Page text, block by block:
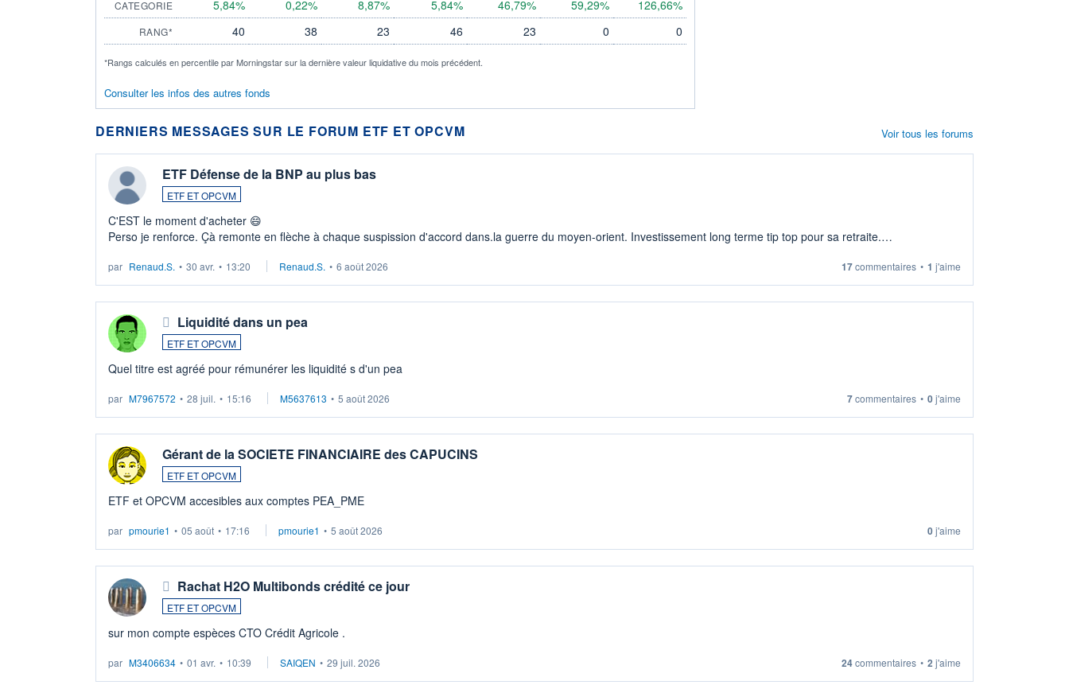
CATEGORIE 5,84% 0,22% 8,87% 5,84% 46,79% 59,29% 126,66%
RANG* 40 38 23 46 23 0 0
*Rangs calculés en percentile par Morningstar sur la dernière valeur liquidative du mois précédent.
Consulter les infos des autres fonds
DERNIERS MESSAGES SUR LE FORUM ETF ET OPCVM
ETF Défense de la BNP au plus bas
ETF ET OPCVM
C'EST le moment d'acheter 😄​
Perso je renforce. Çà remonte en flèche à chaque suspission d'accord dans.la guerre du moyen-orient. Investissement long terme tip top pour sa retraite.
par Renaud.S. • 30 avr. • 13:20 Renaud.S. • 6 août 2026 17commentaires • 1 j'aime
Liquidité dans un pea
ETF ET OPCVM
Quel titre est agréé pour rémunérer les liquidité s d'un pea
par M7967572 • 28 juil. • 15:16 M5637613 • 5 août 2026 7commentaires • 0j'aime
Gérant de la SOCIETE FINANCIAIRE des CAPUCINS
ETF ET OPCVM
ETF et OPCVM accesibles aux comptes PEA_PME
par pmourie1 • 05 août • 17:16 pmourie1 • 5 août 2026 0j'aime
Rachat H2O Multibonds crédité ce jour
ETF ET OPCVM
sur mon compte espèces CTO Crédit Agricole .
par M3406634 • 01 avr. • 10:39 SAIQEN • 29 juil. 2026 24commentaires • 2 j'aime
Voir tous les forums